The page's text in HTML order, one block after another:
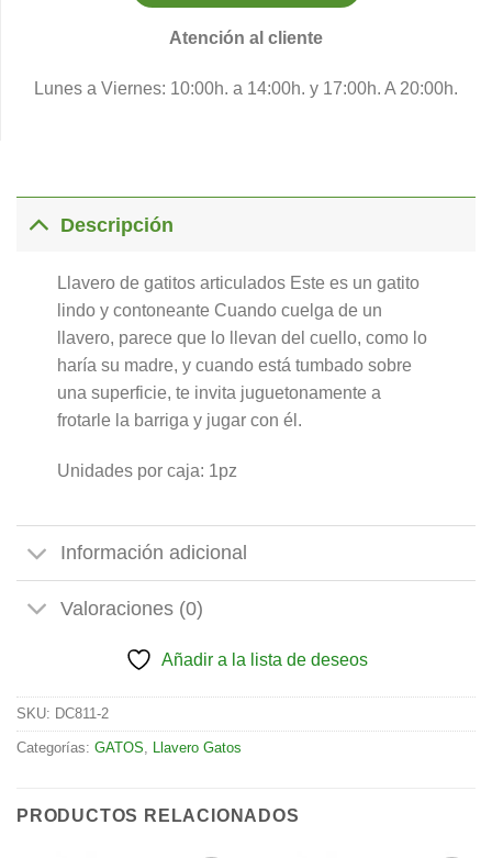
Atención al cliente
Lunes a Viernes: 10:00h. a 14:00h. y 17:00h. A 20:00h.
Descripción
Llavero de gatitos articulados Este es un gatito
lindo y contoneante Cuando cuelga de un
llavero, parece que lo llevan del cuello, como lo
haría su madre, y cuando está tumbado sobre
una superficie, te invita juguetonamente a
frotarle la barriga y jugar con él.
Unidades por caja: 1pz
Información adicional
Valoraciones (0)
Añadir a la lista de deseos
SKU: DC811-2
Categorías: GATOS Llavero Gatos
PRODUCTOS RELACIONADOS